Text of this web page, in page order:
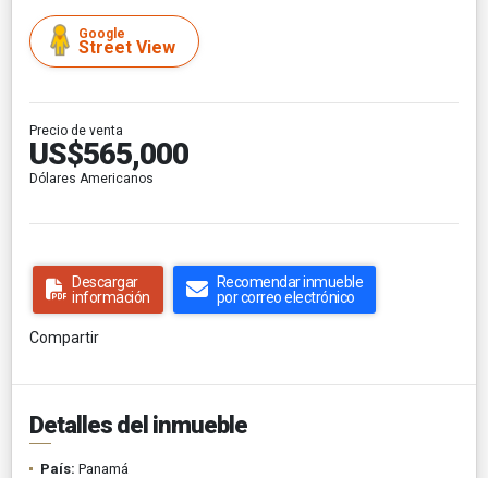
Google
Street View
Precio de venta
US$565,000
Dólares Americanos
Descargar
información
Recomendar inmueble
por correo electrónico
Compartir
Detalles del inmueble
País: Panamá